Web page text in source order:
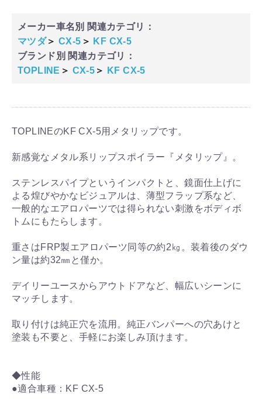
メーカー車名別 関連カテゴリ：
マツダ＞ CX-5 ＞ KF CX-5
ブランド別 関連カテゴリ：
TOPLINE ＞ CX-5 ＞ KF CX-5
TOPLINEのKF CX-5用メタリップです。
新感覚なメタル系リップスポイラー『メタリップ』。
ステンレスパイプというインパクトと、鏡面仕上げに
よる煌びやかなビジュアルは、薄型フラップ系など、
一般的なエアロパーツでは得られない刺激をボディボ
トムにもたらします。
重さはFRP製エアロパーツ同等の約2㎏。装着後のダウ
ン量は約32㎜と僅か。
デイリーユースからアウトドアなど、幅広いシーンに
マッチします。
取り付けは純正穴を流用。純正バンパーへの穴あけと
塗装も不要と、手軽にお楽しみ頂けます。
◆性能
●適合車種：KF CX-5